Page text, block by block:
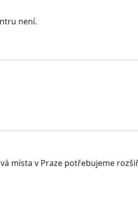
není.
místa v Praze potřebujeme